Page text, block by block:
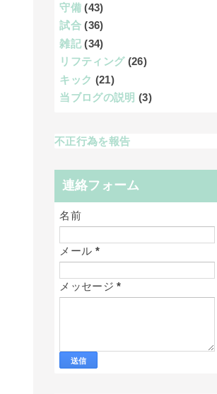
守備 (43)
試合 (36)
雑記 (34)
リフティング (26)
キック (21)
当ブログの説明 (3)
不正行為を報告
連絡フォーム
名前
メール *
メッセージ*